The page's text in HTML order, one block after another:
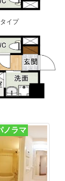
イプ
ノラマ